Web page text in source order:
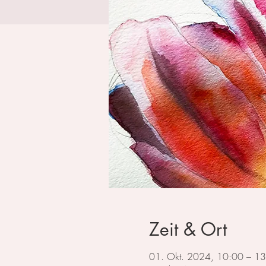
Zeit & Ort
01. Okt. 2024, 10:00 –